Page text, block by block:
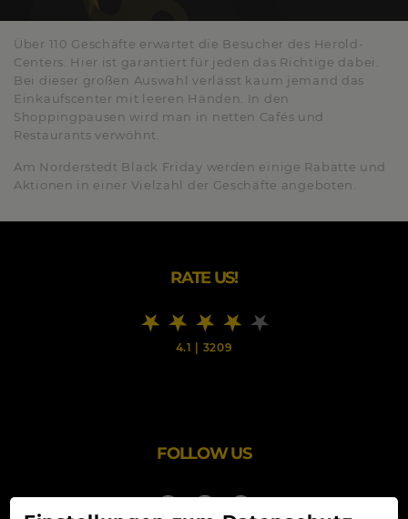
Über 110 Geschäfte erwartet die Besucher des Herold-
Centers. Hier ist garantiert für jeden das Richtige dabei.
Bei dieser großen Auswahl verlässt kaum jemand das
Einkaufscenter mit leeren Händen. In den
Shoppingpausen wird man in netten Cafés und
Restaurants verwöhnt.
Am Norderstedt Black Friday werden einige Rabatte und
Aktionen in einer Vielzahl der Geschäfte angeboten.
RATE US!
4.1 | 3209
FOLLOW US